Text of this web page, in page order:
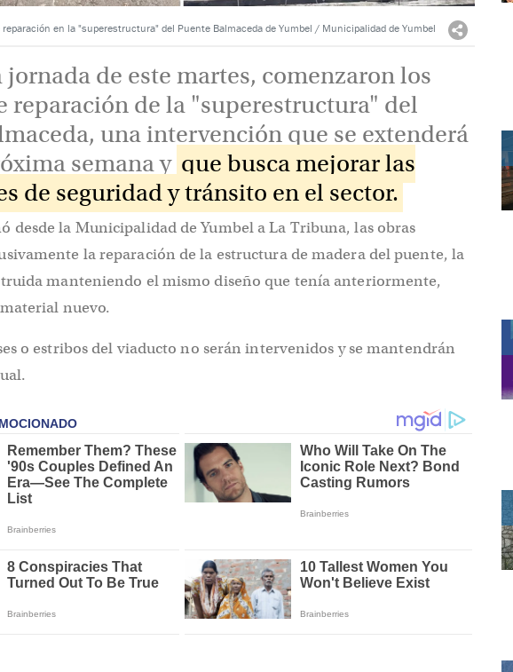
en la "superestructura" del Puente Balmaceda de Yumbel / Municipalidad de Yumbel
de este martes, comenzaron los
reparación de la "superestructura" del
una intervención que se extenderá
semana y que busca mejorar las
de seguridad y tránsito en el sector.
desde la Municipalidad de Yumbel a La Tribuna, las obras
la reparación de la estructura de madera del puente, la
manteniendo el mismo diseño que tenía anteriormente,
nuevo.
o estribos del viaducto no serán intervenidos y se mantendrán